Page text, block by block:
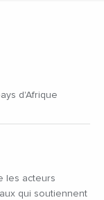
d'Afrique
les acteurs
qui soutiennent